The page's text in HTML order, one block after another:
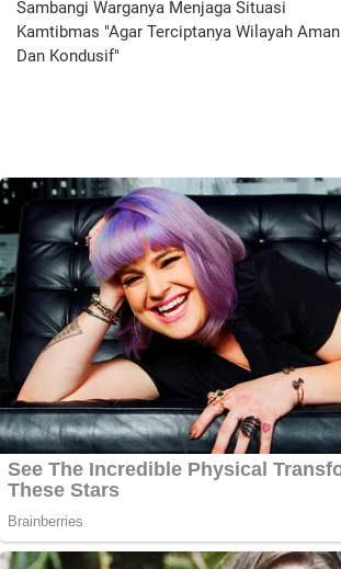
Sambangi Warganya Menjaga Situasi
Kamtibmas "Agar Terciptanya Wilayah Aman
Dan Kondusif"